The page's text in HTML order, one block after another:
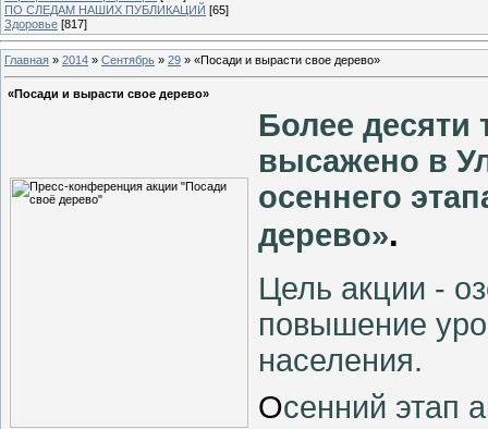
ПО СЛЕДАМ НАШИХ ПУБЛИКАЦИЙ [65]
Здоровье [817]
Главная » 2014 » Сентябрь » 29 » «Посади и вырасти свое дерево»
«Посади и вырасти свое дерево»
Более десяти
высажено в
осеннего
дерево».
Цель акции -
повышение
населения.
Осенний этап